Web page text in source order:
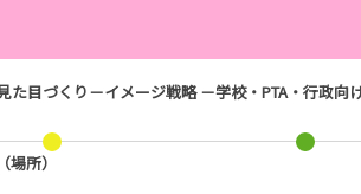
た目づくり－イメージ戦略 －学校・PTA・行政向
（場所）